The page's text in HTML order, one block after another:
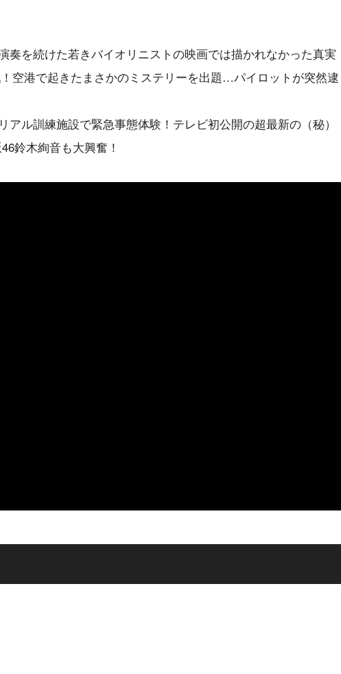
を続けた若きバイオリニストの映画では描かれなかった真実
空港で起きたまさかのミステリーを出題…パイロットが突然逮
アル訓練施設で緊急事態体験！テレビ初公開の超最新の（秘）
鈴木絢音も大興奮！